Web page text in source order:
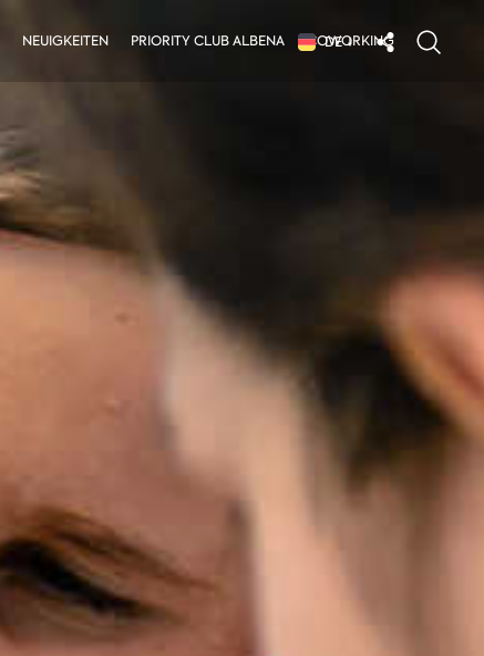
NEUIGKEITEN PRIORITY CLUB ALBENA COWORKING
DE